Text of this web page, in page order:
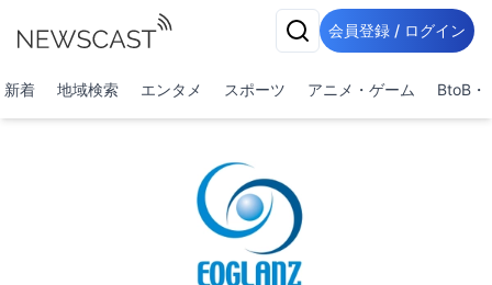
会員登録 / ログイン
新着 地域検索 エンタメ スポーツ アニメ・ゲーム BtoB・